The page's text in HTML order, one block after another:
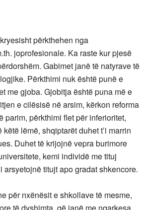
përkthehen nga
joprofesionale. Ka raste kur pjesë
Gabimet janë të natyrave të
Përkthimi nuk është punë e
me gjoba. Gjobitja është puna më e
e cilësisë në arsim, kërkon reforma
parim, përkthimi flet për inferioritet,
lëmë, shqiptarët duhet t’i marrin
Duhet të krijojnë vepra burimore
kemi individë me tituj
arsyetojnë titujt apo gradat shkencore.
për nxënësit e shkollave të mesme,